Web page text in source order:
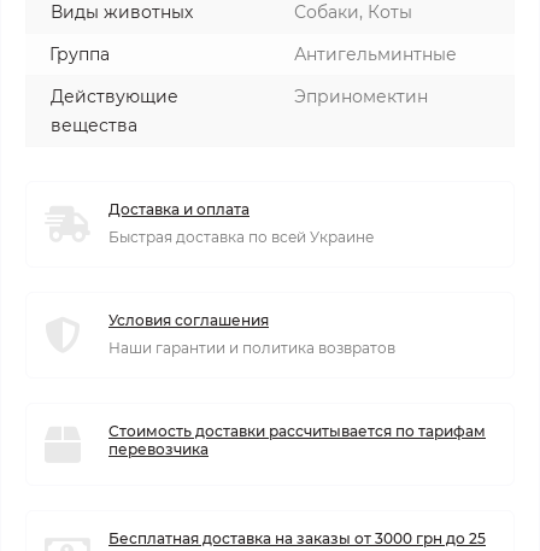
Виды животных
Собаки, Коты
Группа
Антигельминтные
Действующие
вещества
Эприномектин
Доставка и оплата
Быстрая доставка по всей Украине
Условия соглашения
Наши гарантии и политика возвратов
Стоимость доставки рассчитывается по тарифам
перевозчика
Бесплатная доставка на заказы от 3000 грн до 25